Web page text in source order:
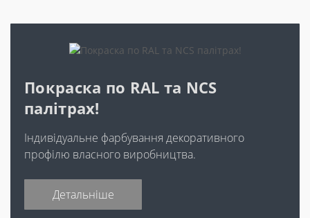
Покраска по RAL та NCS
палітрах!
Індивідуальне фарбування декоративного
профілю власного виробництва.
Детальніше